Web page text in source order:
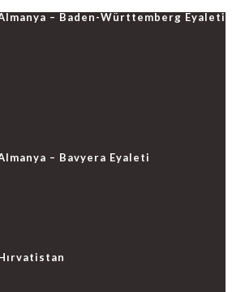
– Baden-Württemberg Eyaleti
– Bavyera Eyaleti